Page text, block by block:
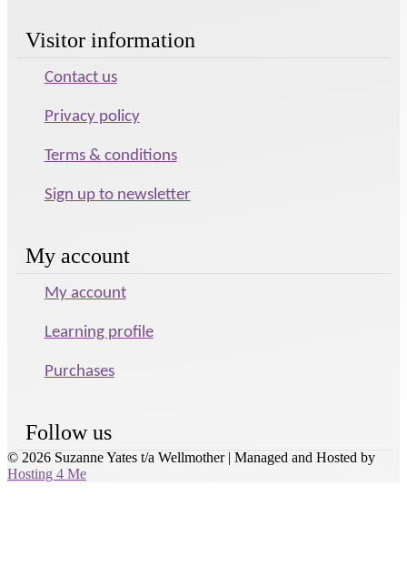
Visitor information
Contact us
Privacy policy
Terms & conditions
Sign up to newsletter
My account
My account
Learning profile
Purchases
Follow us
© 2026 Suzanne Yates t/a Wellmother | Managed and Hosted by
Hosting 4 Me